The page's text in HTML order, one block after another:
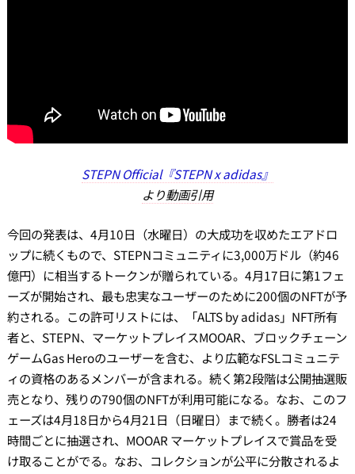
STEPN Official『STEPN x adidas』
より動画引用
今回の発表は、4月10日（水曜日）の大成功を収めたエアドロ
ップに続くもので、STEPNコミュニティに3,000万ドル（約46
億円）に相当するトークンが贈られている。4月17日に第1フェ
ーズが開始され、最も忠実なユーザーのために200個のNFTが予
約される。この許可リストには、「ALTS by adidas」NFT所有
者と、STEPN、マーケットプレイスMOOAR、ブロックチェーン
ゲームGas Heroのユーザーを含む、より広範なFSLコミュニテ
ィの資格のあるメンバーが含まれる。続く第2段階は公開抽選販
売となり、残りの790個のNFTが利用可能になる。なお、このフ
ェーズは4月18日から4月21日（日曜日）まで続く。勝者は24
時間ごとに抽選され、MOOAR マーケットプレイスで賞品を受
け取ることがでる。なお、コレクションが公平に分散されるよ